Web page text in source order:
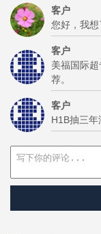
客户
您好，我
客户
美福国际
荐。
客户
H1B抽三